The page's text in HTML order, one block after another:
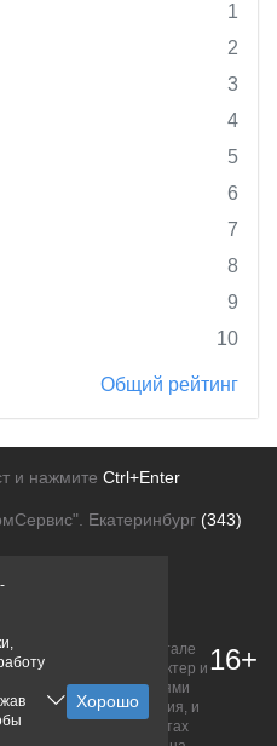
1
2
3
4
5
6
7
8
9
10
Общий рейтинг
и нажмите Ctrl+Enter
Екатеринбург (343)
размещенная на портале
характер и
положениями
и полного описания, и
уточняйте на сайтах
16+